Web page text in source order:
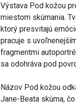
Výstava Pod kožou
miestom skúmania.
ktorý presvitajú
pracuje s
fragmentmi
sa odohráva pod
Názov Pod kožou
Jane-Beata skúma,